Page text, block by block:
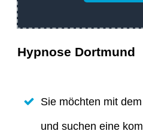
Hypnose Dortmund
Sie möchten mit dem
und suchen eine